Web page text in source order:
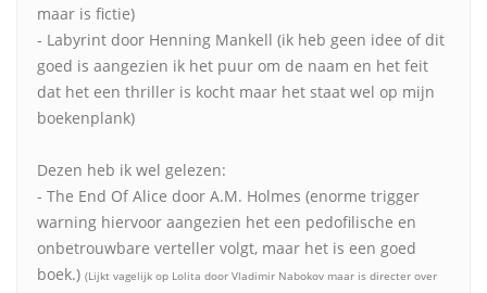
maar is fictie)
- Labyrint door Henning Mankell (ik heb geen idee of dit
goed is aangezien ik het puur om de naam en het feit
dat het een thriller is kocht maar het staat wel op mijn
boekenplank)
Dezen heb ik wel gelezen:
- The End Of Alice door A.M. Holmes (enorme trigger
warning hiervoor aangezien het een pedofilische en
onbetrouwbare verteller volgt, maar het is een goed
boek.) (Lijkt vagelijk op Lolita door Vladimir Nabokov maar is directer over